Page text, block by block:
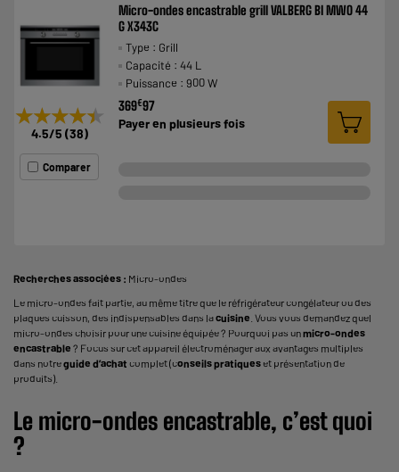
★★★★★
★★★★★
4.5/5 (38)
Comparer
Micro-ondes encastrable grill VALBERG BI MWO 44
G X343C
Type : Grill
Capacité : 44 L
Puissance : 900 W
369€97
Payer en plusieurs fois
Recherches associées : Micro-ondes
Le micro-ondes fait partie, au même titre que le réfrigérateur congélateurou des
plaques cuisson , des indispensables dans lacuisine . Vous vous demandez quel
micro-ondes choisir pour une cuisine équipée ? Pourquoi pas unmicro-ondes
encastrable ? Focus sur cet appareil électroménager aux avantages multiples
dans notreguide d’achat complet (conseils pratiqueset présentation de
produits).
Le micro-ondes encastrable, c’est quoi
?